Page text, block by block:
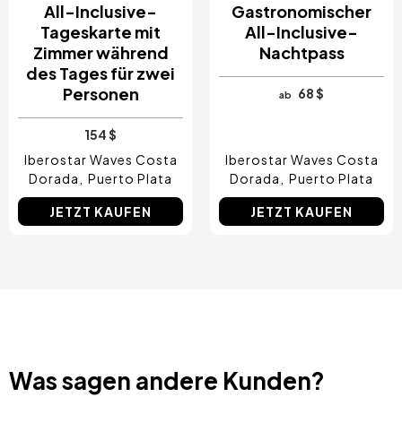
All-Inclusive-
Tageskarte mit
Zimmer während
des Tages für zwei
Personen
154 $
Iberostar Waves Costa
Dorada
Puerto Plata
JETZT KAUFEN
Gastronomischer
All-Inclusive-
Nachtpass
ab 68 $
Iberostar Waves Costa
Dorada
Puerto Plata
JETZT KAUFEN
Was sagen andere Kunden?